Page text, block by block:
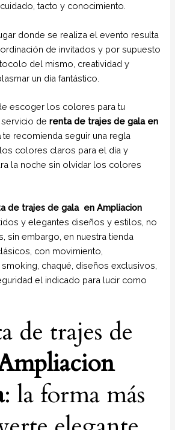
tacto y conocimiento.
donde se realiza el evento resulta
de invitados y por supuesto
del mismo, creatividad y
un día fantástico.
escoger los colores para tu
servicio derenta de trajes de gala en
te recomienda seguir una regla
colores claros para el día y
la noche sin olvidar los colores
de trajes de gala en Ampliacion
y elegantes diseños y estilos, no
sin embargo, en nuestra tienda
con movimiento,
smoking, chaqué, diseños exclusivos,
el indicado para lucir como
de trajes de
: la forma más